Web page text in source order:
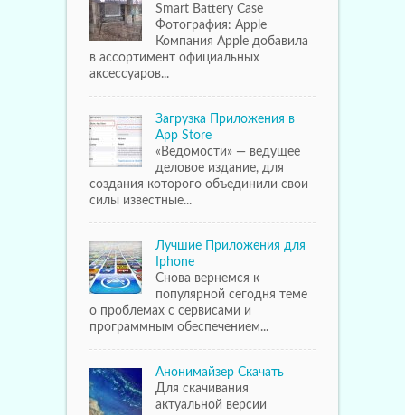
Smart Battery Case
Фотография: Apple
Компания Apple добавила
в ассортимент официальных
аксессуаров...
Загрузка Приложения в
App Store
«Ведомости» — ведущее
деловое издание, для
создания которого объединили свои
силы известные...
Лучшие Приложения для
Iphone
Снова вернемся к
популярной сегодня теме
о проблемах с сервисами и
программным обеспечением...
Анонимайзер Скачать
Для скачивания
актуальной версии